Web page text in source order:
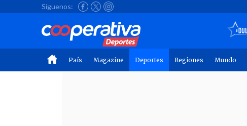
Síguenos:
País Magazine Deportes Regiones Mundo